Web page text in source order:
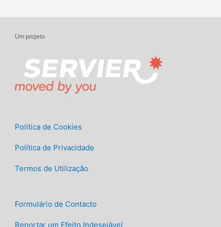
Um projeto
Política de Cookies
Política de Privacidade
Termos de Utilização
Formulário de Contacto
Reportar um Efeito Indesejável